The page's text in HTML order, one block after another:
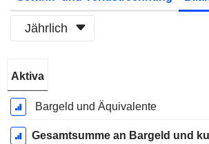
Jährlich
Geschäftsjahres:
Dezember
Aktiva
Bargeld und Äquivalente